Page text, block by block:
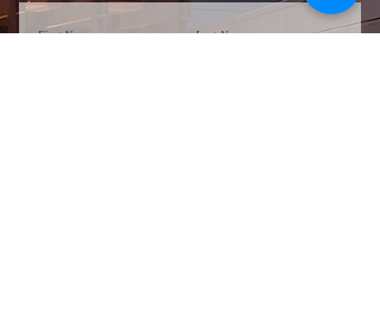
First Name Last Name